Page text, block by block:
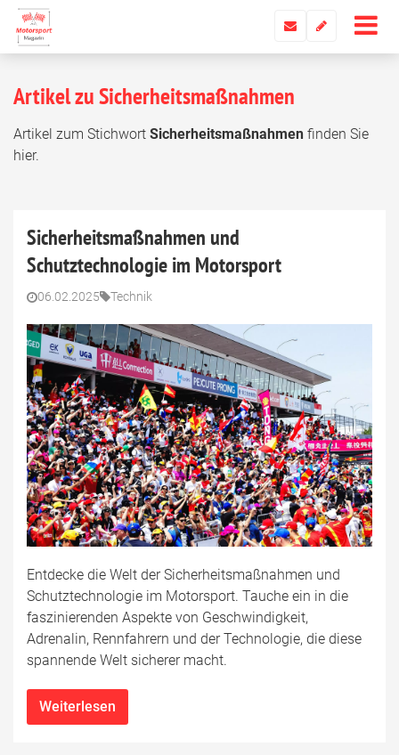
Artikel zu Sicherheitsmaßnahmen
Artikel zum Stichwort Sicherheitsmaßnahmen finden Sie
hier.
Sicherheitsmaßnahmen und
Schutztechnologie im Motorsport
06.02.2025 Technik
Entdecke die Welt der Sicherheitsmaßnahmen und
Schutztechnologie im Motorsport. Tauche ein in die
faszinierenden Aspekte von Geschwindigkeit,
Adrenalin, Rennfahrern und der Technologie, die diese
spannende Welt sicherer macht.
Weiterlesen